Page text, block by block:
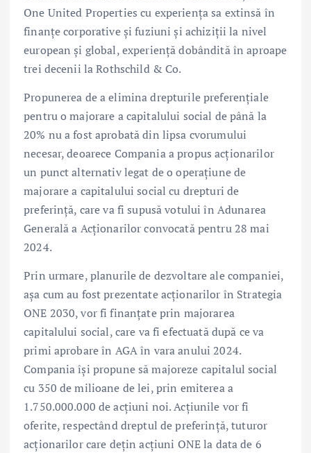
One United Properties cu experiența sa extinsă în
finanțe corporative și fuziuni și achiziții la nivel
european și global, experiență dobândită în aproape
trei decenii la Rothschild & Co.
Propunerea de a elimina drepturile preferențiale
pentru o majorare a capitalului social de până la
20% nu a fost aprobată din lipsa cvorumului
necesar, deoarece Compania a propus acționarilor
un punct alternativ legat de o operațiune de
majorare a capitalului social cu drepturi de
preferință, care va fi supusă votului în Adunarea
Generală a Acționarilor convocată pentru 28 mai
2024.
Prin urmare, planurile de dezvoltare ale companiei,
așa cum au fost prezentate acționarilor în Strategia
ONE 2030, vor fi finanțate prin majorarea
capitalului social, care va fi efectuată după ce va
primi aprobare în AGA în vara anului 2024.
Compania își propune să majoreze capitalul social
cu 350 de milioane de lei, prin emiterea a
1.750.000.000 de acțiuni noi. Acțiunile vor fi
oferite, respectând dreptul de preferință, tuturor
acționarilor care dețin acțiuni ONE la data de 6